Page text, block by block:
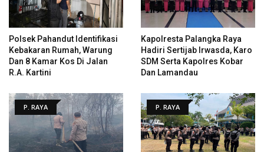
Polsek Pahandut Identifikasi
Kebakaran Rumah, Warung
Dan 8 Kamar Kos Di Jalan
R.A. Kartini
Kapolresta Palangka Raya
Hadiri Sertijab Irwasda, Karo
SDM Serta Kapolres Kobar
Dan Lamandau
P. RAYA P. RAYA